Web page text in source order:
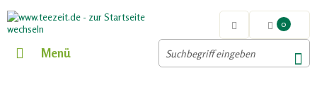
0
Menü